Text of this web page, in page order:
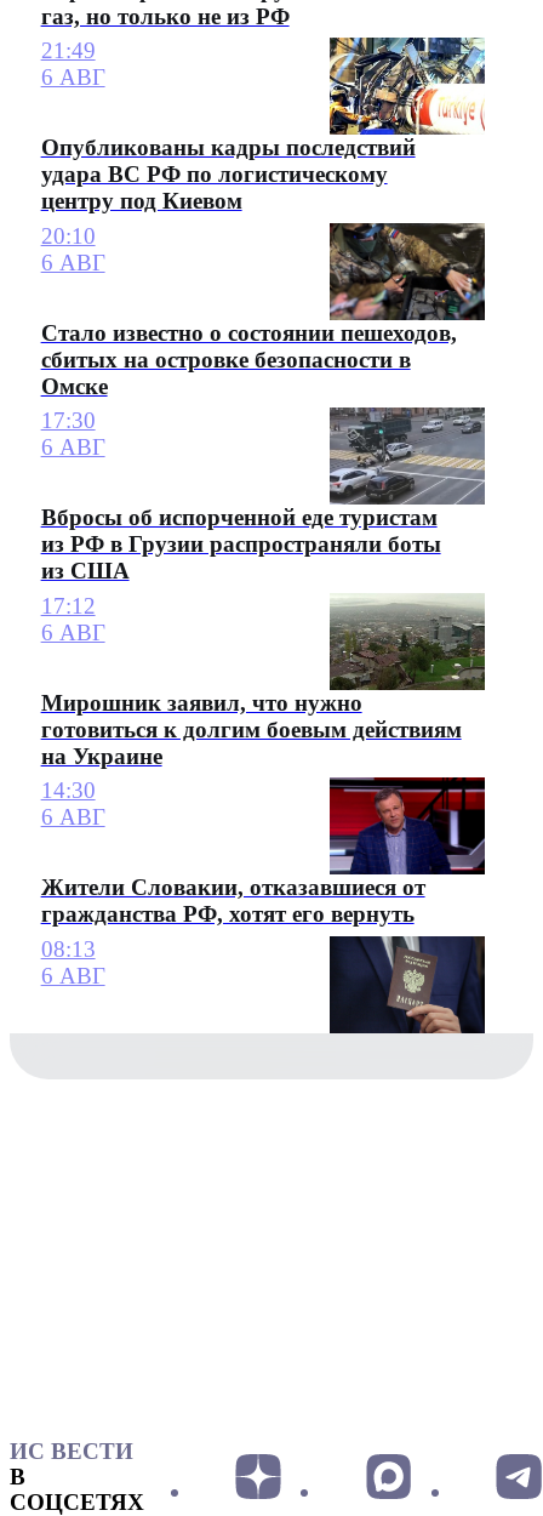
газ, но только не из РФ
21:49
6 АВГ
Опубликованы кадры последствий
удара ВС РФ по логистическому
центру под Киевом
20:10
6 АВГ
Стало известно о состоянии пешеходов,
сбитых на островке безопасности в
Омске
17:30
6 АВГ
Вбросы об испорченной еде туристам
из РФ в Грузии распространяли боты
из США
17:12
6 АВГ
Мирошник заявил, что нужно
готовиться к долгим боевым действиям
на Украине
14:30
6 АВГ
Жители Словакии, отказавшиеся от
гражданства РФ, хотят его вернуть
08:13
6 АВГ
ИС ВЕСТИ
В
СОЦСЕТЯХ